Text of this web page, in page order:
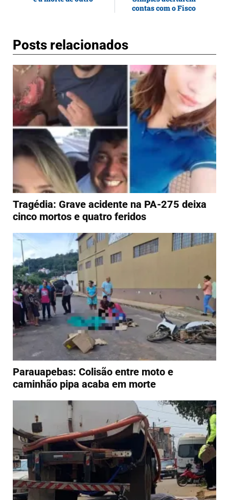
contas com o Fisco
Posts relacionados
Tragédia: Grave acidente na PA-275 deixa
cinco mortos e quatro feridos
Parauapebas: Colisão entre moto e
caminhão pipa acaba em morte